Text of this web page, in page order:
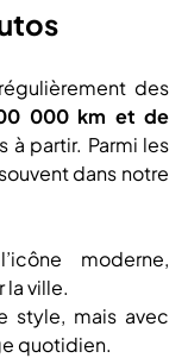
des
000 km et de
à partir. Parmi les
dans notre
moderne,
ville.
style, mais avec
quotidien.